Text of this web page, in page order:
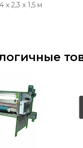
x 2,3 x 1,5 м